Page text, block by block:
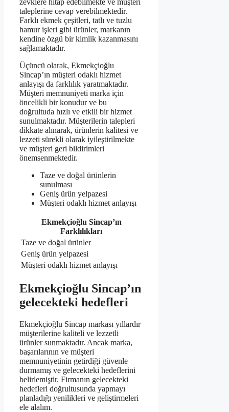
taleplerine cevap verebilmektedir.
Farklı ekmek çeşitleri, tatlı ve tuzlu
hamur işleri gibi ürünler, markanın
kendine özgü bir kimlik kazanmasını
sağlamaktadır.
Üçüncü olarak, Ekmekçioğlu
Sincap’ın müşteri odaklı hizmet
anlayışı da farklılık yaratmaktadır.
Müşteri memnuniyeti marka için
öncelikli bir konudur ve bu
doğrultuda hızlı ve etkili bir hizmet
sunulmaktadır. Müşterilerin talepleri
dikkate alınarak, ürünlerin kalitesi ve
lezzeti sürekli olarak iyileştirilmekte
ve müşteri geri bildirimleri
önemsenmektedir.
Taze ve doğal ürünlerin
sunulması
Geniş ürün yelpazesi
Müşteri odaklı hizmet anlayışı
Ekmekçioğlu Sincap’ın
Farklılıkları
Taze ve doğal ürünler
Geniş ürün yelpazesi
Müşteri odaklı hizmet anlayışı
Ekmekçioğlu Sincap’ın
gelecekteki hedefleri
Ekmekçioğlu Sincap markası yıllardır
müşterilerine kaliteli ve lezzetli
ürünler sunmaktadır. Ancak marka,
başarılarının ve müşteri
memnuniyetinin getirdiği güvenle
durmamış ve gelecekteki hedeflerini
belirlemiştir. Firmanın gelecekteki
hedefleri doğrultusunda yapmayı
planladığı yenilikleri ve geliştirmeleri
ele alalım.